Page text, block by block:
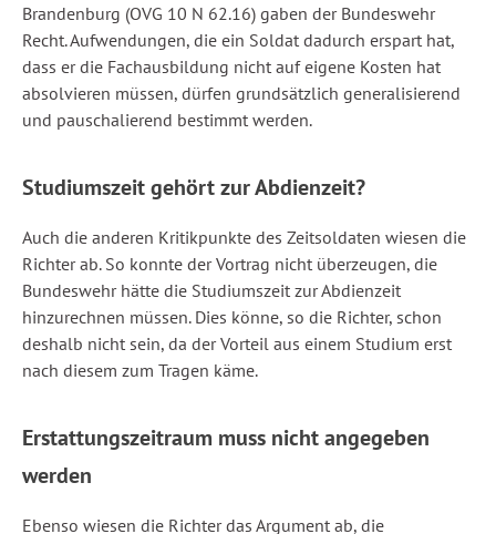
Brandenburg (OVG 10 N 62.16) gaben der Bundeswehr
Recht. Aufwendungen, die ein Soldat dadurch erspart hat,
dass er die Fachausbildung nicht auf eigene Kosten hat
absolvieren müssen, dürfen grundsätzlich generalisierend
und pauschalierend bestimmt werden.
Studiumszeit gehört zur Abdienzeit?
Auch die anderen Kritikpunkte des Zeitsoldaten wiesen die
Richter ab. So konnte der Vortrag nicht überzeugen, die
Bundeswehr hätte die Studiumszeit zur Abdienzeit
hinzurechnen müssen. Dies könne, so die Richter, schon
deshalb nicht sein, da der Vorteil aus einem Studium erst
nach diesem zum Tragen käme.
Erstattungszeitraum muss nicht angegeben
werden
Ebenso wiesen die Richter das Argument ab, die